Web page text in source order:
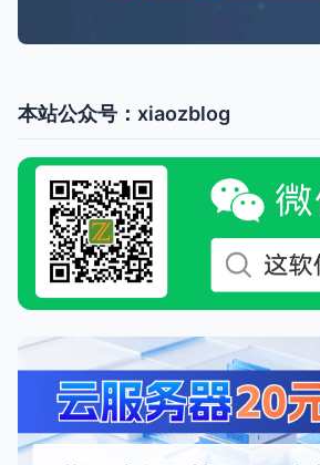
本站公众号：xiaozblog